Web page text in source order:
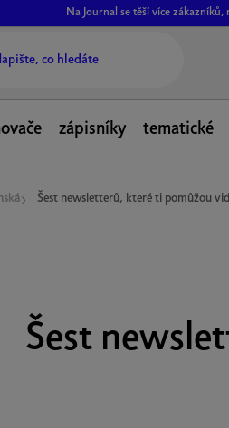
Na Journal se těší více
zápisníky tematické
Šest newsletterů, které ti pomůžou
Šest